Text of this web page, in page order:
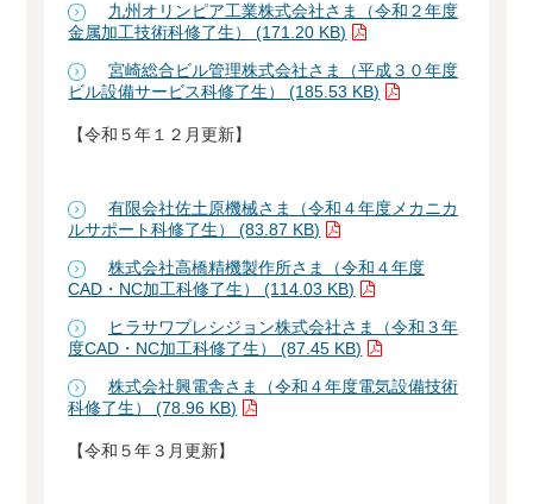
九州オリンピア工業株式会社さま（令和２年度
金属加工技術科修了生） (171.20 KB)
宮崎総合ビル管理株式会社さま（平成３０年度
ビル設備サービス科修了生） (185.53 KB)
【令和５年１２月更新】
有限会社佐土原機械さま（令和４年度メカニカ
ルサポート科修了生） (83.87 KB)
株式会社高橋精機製作所さま（令和４年度
CAD・NC加工科修了生） (114.03 KB)
ヒラサワプレシジョン株式会社さま（令和３年
度CAD・NC加工科修了生） (87.45 KB)
株式会社興電舎さま（令和４年度電気設備技術
科修了生） (78.96 KB)
【令和５年３月更新】